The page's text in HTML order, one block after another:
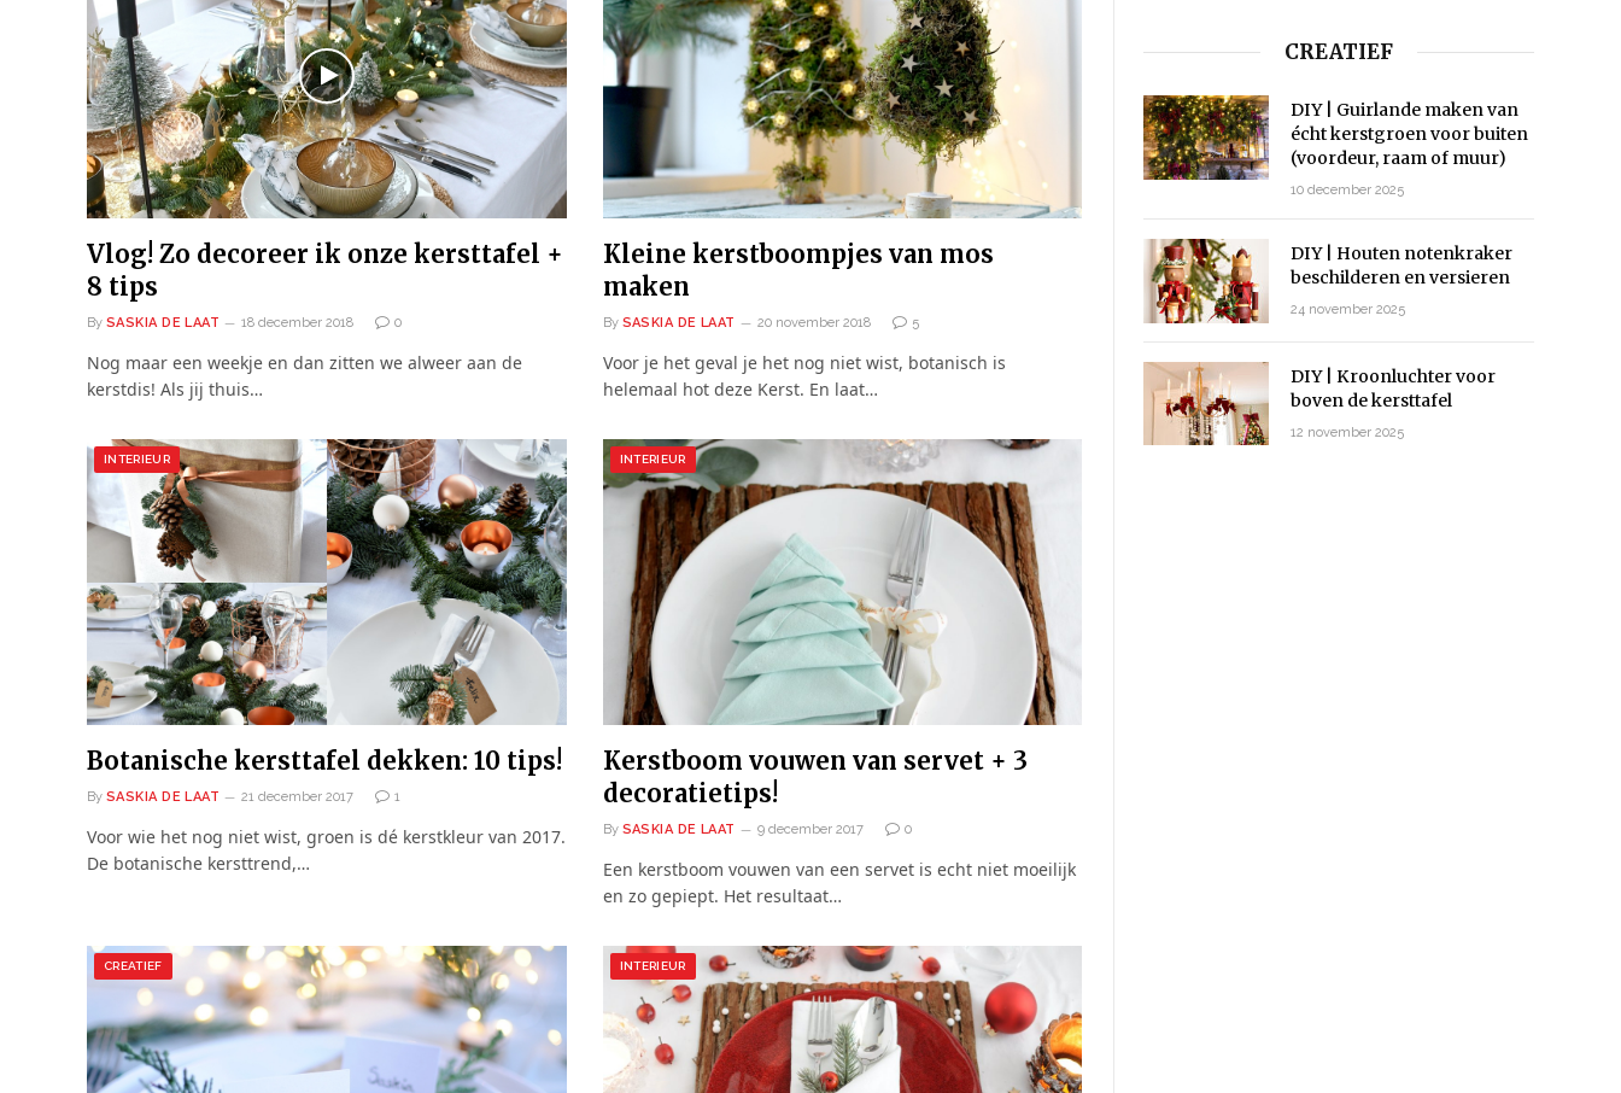
Vlog! Zo decoreer ik onze kersttafel +
8 tips
By SASKIA DE LAAT 18 december 2018 0
Nog maar een weekje en dan zitten we alweer aan de
kerstdis! Als jij thuis…
Kleine kerstboompjes van mos
maken
By SASKIA DE LAAT 20 november 2018 5
Voor je het geval je het nog niet wist, botanisch is
helemaal hot deze Kerst. En laat…
INTERIEUR
Botanische kersttafel dekken: 10 tips!
By SASKIA DE LAAT 21 december 2017 1
Voor wie het nog niet wist, groen is dé kerstkleur van 2017.
De botanische kersttrend,…
INTERIEUR
Kerstboom vouwen van servet + 3
decoratietips!
By SASKIA DE LAAT 9 december 2017 0
Een kerstboom vouwen van een servet is echt niet moeilijk
en zo gepiept. Het resultaat…
CREATIEF INTERIEUR
CREATIEF
DIY | Guirlande maken van
écht kerstgroen voor buiten
(voordeur, raam of muur)
10 december 2025
DIY | Houten notenkraker
beschilderen en versieren
24 november 2025
DIY | Kroonluchter voor
boven de kersttafel
12 november 2025